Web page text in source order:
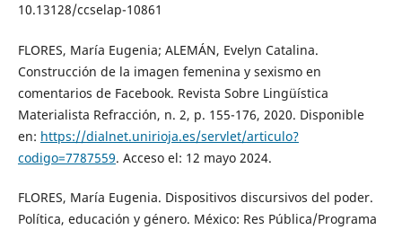
10.13128/ccselap-10861
FLORES, María Eugenia; ALEMÁN, Evelyn Catalina.
Construcción de la imagen femenina y sexismo en
comentarios de Facebook. Revista Sobre Lingüística
Materialista Refracción, n. 2, p. 155-176, 2020. Disponible
en: https://dialnet.unirioja.es/servlet/articulo?
codigo=7787559. Acceso el: 12 mayo 2024.
FLORES, María Eugenia. Dispositivos discursivos del poder.
Política, educación y género. México: Res Pública/Programa